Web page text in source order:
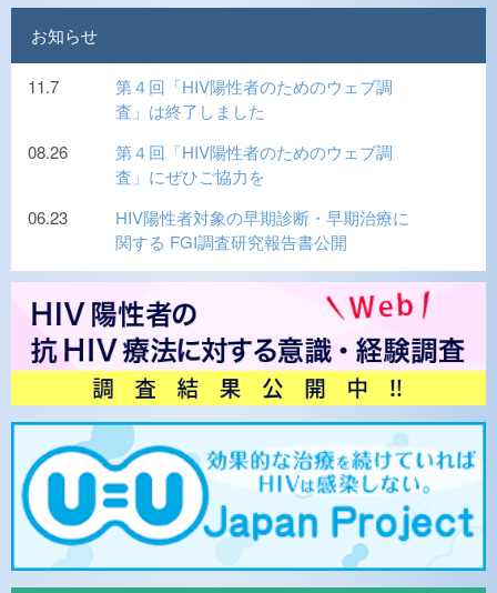
お知らせ
11.7
第４回「HIV陽性者のためのウェブ調
査」は終了しました
08.26
第４回「HIV陽性者のためのウェブ調
査」にぜひご協力を
06.23
HIV陽性者対象の早期診断・早期治療に
関する FGI調査研究報告書公開